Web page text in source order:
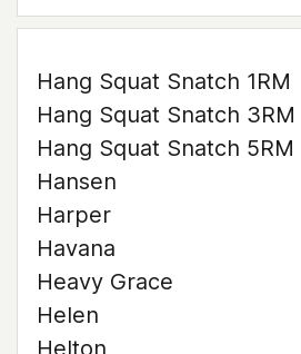
Hang Squat Snatch 1RM
Hang Squat Snatch 3RM
Hang Squat Snatch 5RM
Hansen
Harper
Havana
Heavy Grace
Helen
Helton